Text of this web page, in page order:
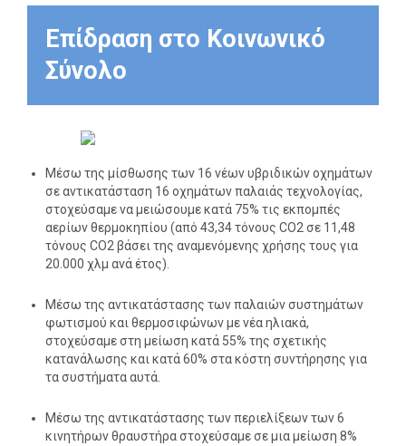
περιελίξεων 6 κινητήρων
θραυστήρα κυλίνδρων με νέες,
ενεργειακά αποδοτικότερες
συστημάτων φωτισμού στην
Greece SA στα Βούδια με νέα,
ηλιακά συστήματα πολύ
καλύτερης απόδοσης.
την αντικατάσταση όλων των
ηλεκτρικών θερμοσιφώνων
στα Βούδια με νέους, ηλιακούς
καλύτερης απόδοσης.
την παροχή ενέργειας στα
εγκατεστημένα συστήματα
ελέγχου και λειτουργίας
παροχής καυσίμων των
φωτοβολταικά .
Επίδραση στο Κοινωνικό
Σύνολο
Μέσω της μίσθωσης των 16 νέων υβριδικών οχημάτων
σε αντικατάσταση 16 οχημάτων παλαιάς τεχνολογίας,
στοχεύσαμε να μειώσουμε κατά 75% τις εκπομπές
αερίων θερμοκηπίου (από 43,34 τόνους CO2 σε 11,48
τόνους CO2 βάσει της αναμενόμενης χρήσης τους για
20.000 χλμ ανά έτος).
Μέσω της αντικατάστασης των παλαιών συστημάτων
φωτισμού και θερμοσιφώνων με νέα ηλιακά,
στοχεύσαμε στη μείωση κατά 55% της σχετικής
κατανάλωσης και κατά 60% στα κόστη συντήρησης για
τα συστήματα αυτά.
Μέσω της αντικατάστασης των περιελίξεων των 6
κινητήρων θραυστήρα στοχεύσαμε σε μια μείωση 8%